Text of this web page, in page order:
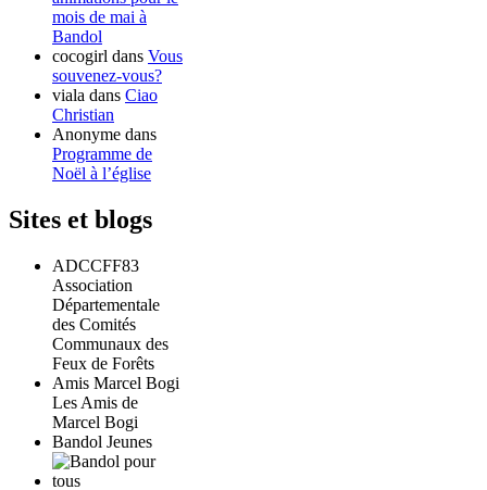
mois de mai à
Bandol
cocogirl dans Vous
souvenez-vous?
viala dans Ciao
Christian
Anonyme dans
Programme de
Noël à l’église
Sites et blogs
ADCCFF83
Association
Départementale
des Comités
Communaux des
Feux de Forêts
Amis Marcel Bogi
Les Amis de
Marcel Bogi
Bandol Jeunes